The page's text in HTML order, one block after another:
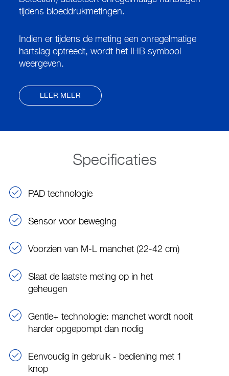
tijdens bloeddrukmetingen.
Indien er tijdens de meting een onregelmatige
hartslag optreedt, wordt het IHB symbool
weergeven.
LEER MEER
Specificaties
PAD technologie
Sensor voor beweging
Voorzien van M-L manchet (22-42 cm)
Slaat de laatste meting op in het
geheugen
Gentle+ technologie: manchet wordt nooit
harder opgepompt dan nodig
Eenvoudig in gebruik - bediening met 1
knop